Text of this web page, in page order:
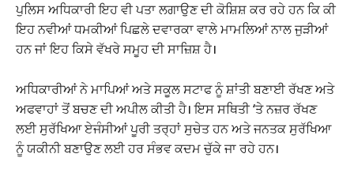
ਪੁਲਿਸ ਅਧਿਕਾਰੀ ਇਹ ਵੀ ਪਤਾ ਲਗਾਉਣ ਦੀ ਕੋਸ਼ਿਸ਼ ਕਰ ਰਹੇ ਹਨ ਕਿ ਕੀ
ਇਹ ਨਵੀਆਂ ਧਮਕੀਆਂ ਪਿਛਲੇ ਦਵਾਰਕਾ ਵਾਲੇ ਮਾਮਲਿਆਂ ਨਾਲ ਜੁੜੀਆਂ
ਹਨ ਜਾਂ ਇਹ ਕਿਸੇ ਵੱਖਰੇ ਸਮੂਹ ਦੀ ਸਾਜ਼ਿਸ਼ ਹੈ।
ਅਧਿਕਾਰੀਆਂ ਨੇ ਮਾਪਿਆਂ ਅਤੇ ਸਕੂਲ ਸਟਾਫ ਨੂੰ ਸ਼ਾਂਤੀ ਬਣਾਈ ਰੱਖਣ ਅਤੇ
ਅਫਵਾਹਾਂ ਤੋਂ ਬਚਣ ਦੀ ਅਪੀਲ ਕੀਤੀ ਹੈ। ਇਸ ਸਥਿਤੀ ‘ਤੇ ਨਜ਼ਰ ਰੱਖਣ
ਲਈ ਸੁਰੱਖਿਆ ਏਜੰਸੀਆਂ ਪੂਰੀ ਤਰ੍ਹਾਂ ਸੁਚੇਤ ਹਨ ਅਤੇ ਜਨਤਕ ਸੁਰੱਖਿਆ
ਨੂੰ ਯਕੀਨੀ ਬਣਾਉਣ ਲਈ ਹਰ ਸੰਭਵ ਕਦਮ ਚੁੱਕੇ ਜਾ ਰਹੇ ਹਨ।